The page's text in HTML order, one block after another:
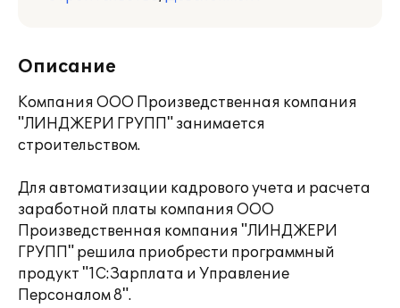
Описание
Компания ООО Произведственная компания
"ЛИНДЖЕРИ ГРУПП" занимается
строительством.
Для автоматизации кадрового учета и расчета
заработной платы компания ООО
Произведственная компания "ЛИНДЖЕРИ
ГРУПП" решила приобрести программный
продукт "1С:Зарплата и Управление
Персоналом 8".